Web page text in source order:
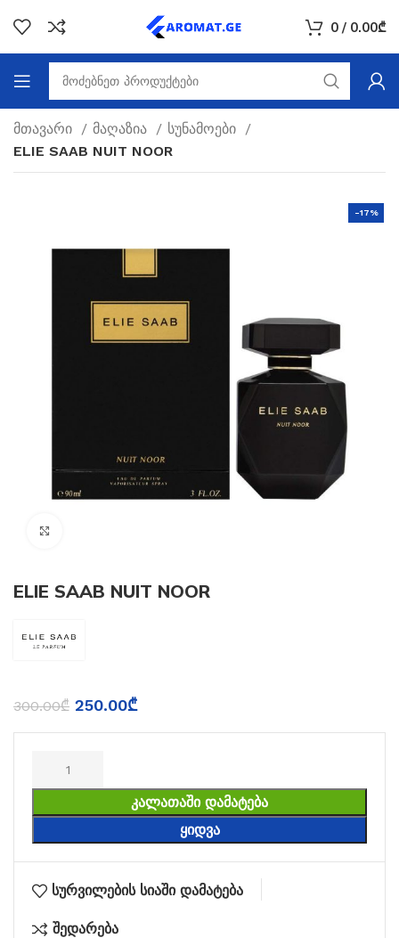
0 / 0.00₾
მთავარი მაღაზია
სუნამოები
ELIE SAAB NUIT NOOR
-17%
ELIE SAAB NUIT NOOR
300.00₾ 250.00₾
ᲙᲐᲚᲐᲗᲐᲨᲘ ᲓᲐᲛᲐᲢᲔᲑᲐ
ᲧᲘᲓᲕᲐ
სურვილების სიაში დამატება
შედარება